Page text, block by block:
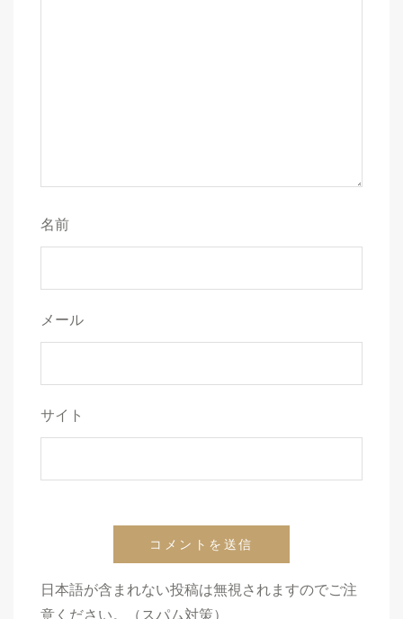
名前
メール
サイト
日本語が含まれない投稿は無視されますのでご注
意ください。（スパム対策）